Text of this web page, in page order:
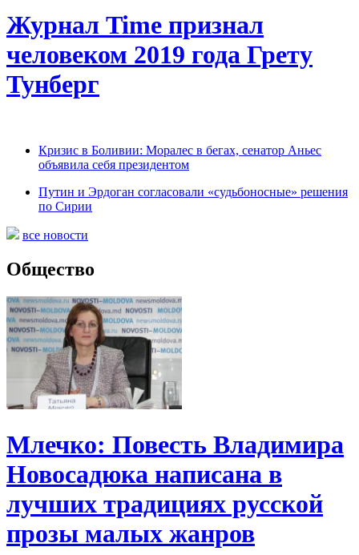
Журнал Time признал
человеком 2019 года Грету
Тунберг
Кризис в Боливии: Моралес в бегах, сенатор Аньес
объявила себя президентом
Путин и Эрдоган согласовали «судьбоносные» решения
по Сирии
все новости
Общество
Млечко: Повесть Владимира
Новосадюка написана в
лучших традициях русской
прозы малых жанров